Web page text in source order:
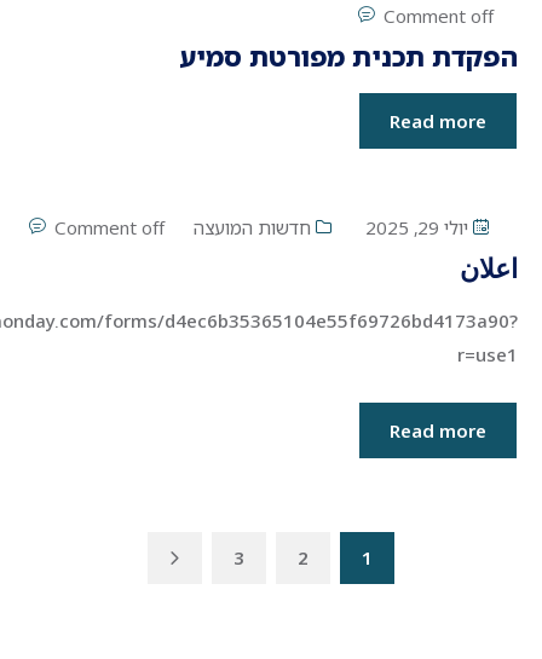
Comment off
הפקדת תכנית מפורטת סמיע
Read more
יולי 29, 2025 חדשות המועצה Comment off
اعلان
forms/d4ec6b35365104e55f69726bd4173a90?
r=use1
Read more
1
2
3